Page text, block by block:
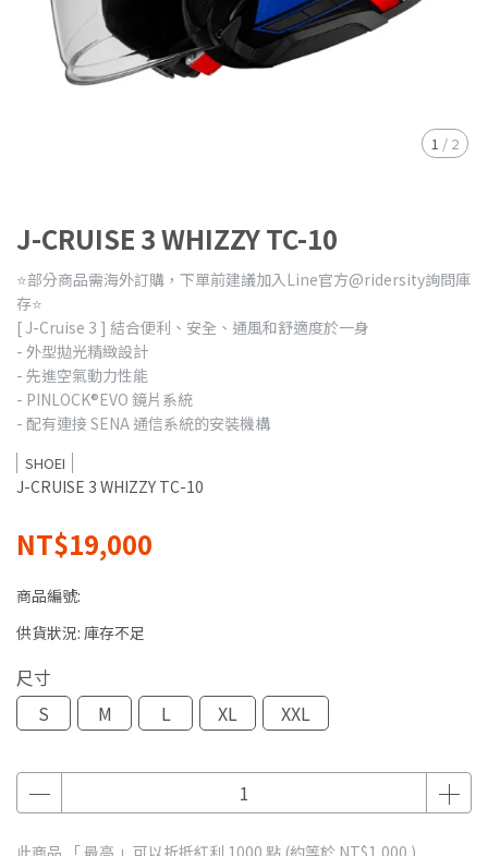
1 / 2
J-CRUISE 3 WHIZZY TC-10
⭐️部分商品需海外訂購，下單前建議加入Line官方@ridersity詢問庫
存⭐️
[ J-Cruise 3 ] 結合便利、安全、通風和舒適度於一身
- 外型拋光精緻設計
- 先進空氣動力性能
- PINLOCK®EVO 鏡片系統
- 配有連接 SENA 通信系統的安裝機構
SHOEI
J-CRUISE 3 WHIZZY TC-10
NT$19,000
商品編號:
供貨狀況: 庫存不足
尺寸
S
M L XL XXL
此商品 「 最高 」可以折抵紅利 1000 點 (約等於 NT$1,000 )